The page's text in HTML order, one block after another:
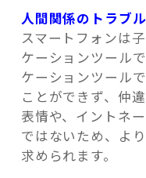
人間関係のトラブ
スマートフォンは
ケーションツール
ケーションツール
ことができず、仲
表情や、イントネ
ではないため、よ
求められます。